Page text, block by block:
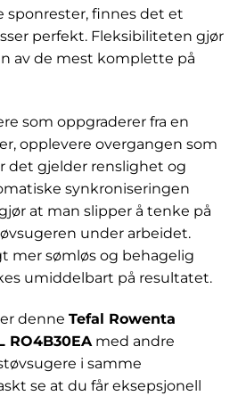
sponrester, finnes det et
perfekt. Fleksibiliteten gjør
av de mest komplette på
som oppgraderer fra en
opplevere overgangen som
det gjelder renslighet og
synkroniseringen
at man slipper å tenke på
under arbeidet.
mer sømløs og behagelig
umiddelbart på resultatet.
denne Tefal Rowenta
RO4B30EA med andre
i samme
se at du får eksepsjonell